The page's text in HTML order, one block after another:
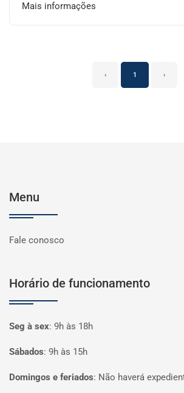
Mais informações
‹ 1 ›
Menu
Fale conosco
Horário de funcionamento
Seg à sex: 9h às 18h
Sábados: 9h às 15h
Domingos e feriados: Não haverá